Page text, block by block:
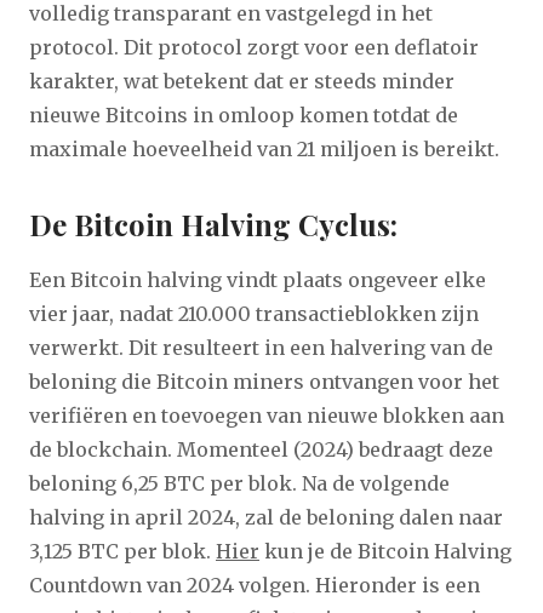
volledig transparant en vastgelegd in het
protocol. Dit protocol zorgt voor een deflatoir
karakter, wat betekent dat er steeds minder
nieuwe Bitcoins in omloop komen totdat de
maximale hoeveelheid van 21 miljoen is bereikt.
De Bitcoin Halving Cyclus:
Een Bitcoin halving vindt plaats ongeveer elke
vier jaar, nadat 210.000 transactieblokken zijn
verwerkt. Dit resulteert in een halvering van de
beloning die Bitcoin miners ontvangen voor het
verifiëren en toevoegen van nieuwe blokken aan
de blockchain. Momenteel (2024) bedraagt ​​deze
beloning 6,25 BTC per blok. Na de volgende
halving in april 2024, zal de beloning dalen naar
3,125 BTC per blok. Hier kun je de Bitcoin Halving
Countdown van 2024 volgen. Hieronder is een